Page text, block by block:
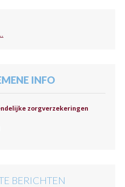
INFO
zorgverzekeringen
BERICHTEN